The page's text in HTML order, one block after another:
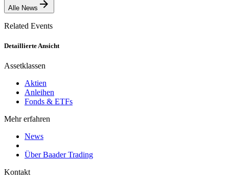
Alle News
Related Events
Detaillierte Ansicht
Assetklassen
Aktien
Anleihen
Fonds & ETFs
Mehr erfahren
News
Über Baader Trading
Kontakt